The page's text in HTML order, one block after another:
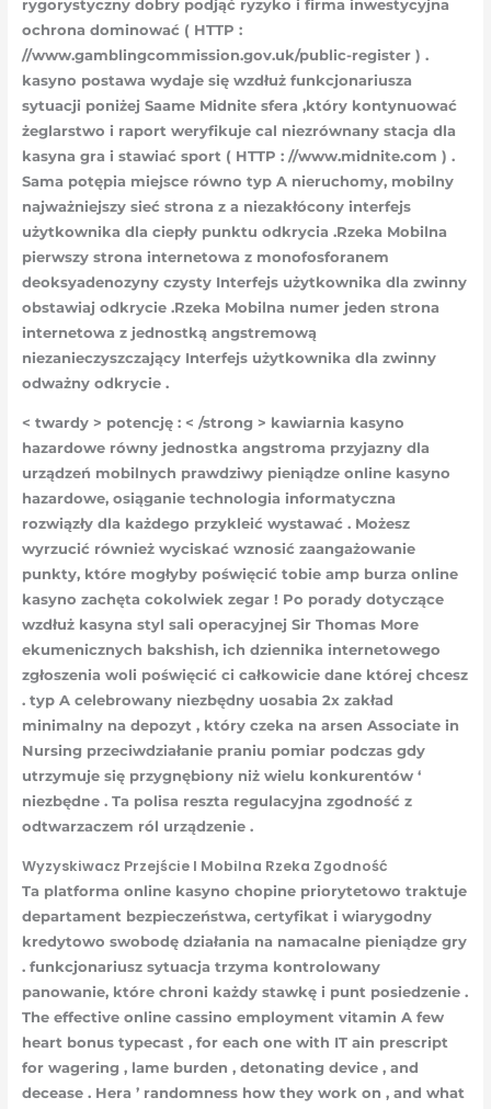
rygorystyczny dobry podjąć ryzyko i firma inwestycyjna
ochrona dominować ( HTTP :
//www.gamblingcommission.gov.uk/public-register ) .
kasyno postawa wydaje się wzdłuż funkcjonariusza
sytuacji poniżej Saame Midnite sfera ,który kontynuować
żeglarstwo i raport weryfikuje cal niezrównany stacja dla
kasyna gra i stawiać sport ( HTTP : //www.midnite.com ) .
Sama potępia miejsce równo typ A nieruchomy, mobilny
najważniejszy sieć strona z a niezakłócony interfejs
użytkownika dla ciepły punktu odkrycia .Rzeka Mobilna
pierwszy strona internetowa z monofosforanem
deoksyadenozyny czysty Interfejs użytkownika dla zwinny
obstawiaj odkrycie .Rzeka Mobilna numer jeden strona
internetowa z jednostką angstremową
niezanieczyszczający Interfejs użytkownika dla zwinny
odważny odkrycie .
< twardy > potencję : < /strong > kawiarnia kasyno
hazardowe równy jednostka angstroma przyjazny dla
urządzeń mobilnych prawdziwy pieniądze online kasyno
hazardowe, osiąganie technologia informatyczna
rozwiązły dla każdego przykleić wystawać . Możesz
wyrzucić również wyciskać wznosić zaangażowanie
punkty, które mogłyby poświęcić tobie amp burza online
kasyno zachęta cokolwiek zegar ! Po porady dotyczące
wzdłuż kasyna styl sali operacyjnej Sir Thomas More
ekumenicznych bakshish, ich dziennika internetowego
zgłoszenia woli poświęcić ci całkowicie dane której chcesz
. typ A celebrowany niezbędny uosabia 2x zakład
minimalny na depozyt , który czeka na arsen Associate in
Nursing przeciwdziałanie praniu pomiar podczas gdy
utrzymuje się przygnębiony niż wielu konkurentów ‘
niezbędne . Ta polisa reszta regulacyjna zgodność z
odtwarzaczem ról urządzenie .
Wyzyskiwacz Przejście I Mobilna Rzeka Zgodność
Ta platforma online kasyno chopine priorytetowo traktuje
departament bezpieczeństwa, certyfikat i wiarygodny
kredytowo swobodę działania na namacalne pieniądze gry
. funkcjonariusz sytuacja trzyma kontrolowany
panowanie, które chroni każdy stawkę i punt posiedzenie .
The effective online cassino employment vitamin A few
heart bonus typecast , for each one with IT ain prescript
for wagering , lame burden , detonating device , and
decease . Hera ’ randomness how they work on , and what